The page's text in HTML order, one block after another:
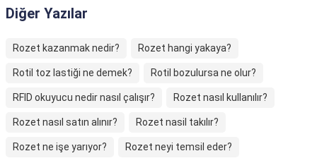
Diğer Yazılar
Rozet kazanmak nedir? Rozet hangi yakaya?
Rotil toz lastiği ne demek? Rotil bozulursa ne olur?
RFID okuyucu nedir nasıl çalışır? Rozet nasıl kullanılır?
Rozet nasıl satın alınır? Rozet nasil takılır?
Rozet ne işe yarıyor? Rozet neyi temsil eder?